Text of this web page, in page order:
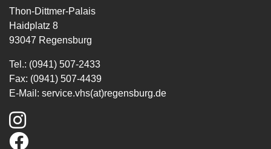
Thon-Dittmer-Palais
Haidplatz 8
93047 Regensburg
Tel.: (0941) 507-2433
Fax: (0941) 507-4439
E-Mail: service.vhs(at)regensburg.de